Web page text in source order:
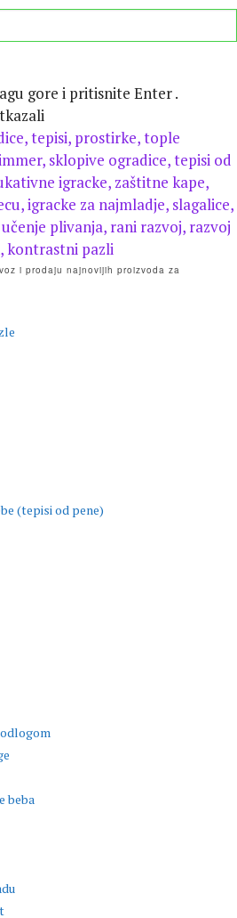
gore i pritisnite Enter .
i prodaju najnovijih proizvoda za
(tepisi od pene)
beba